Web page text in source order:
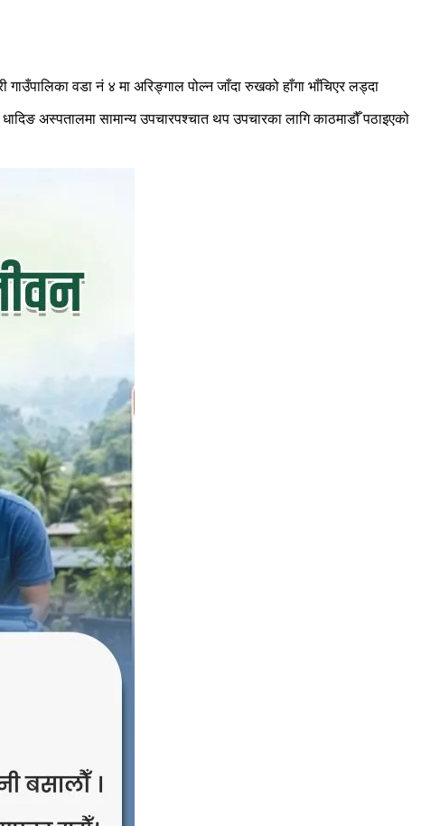
वडा नं ४ मा अरिङ्गाल पोल्न जाँदा रुखको हाँगा भाँचिएर लड्दा
अस्पतालमा सामान्य उपचारपश्चात थप उपचारका लागि काठमाडौँ पठाइएको